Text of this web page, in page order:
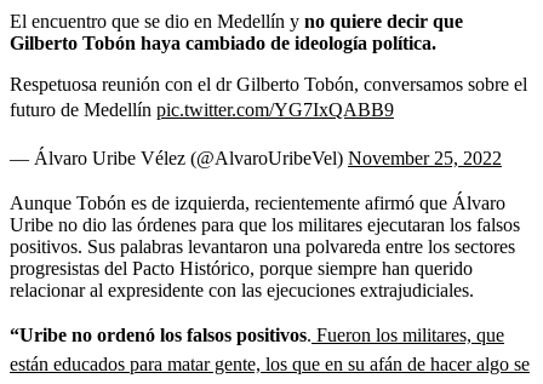
El encuentro que se dio en Medellín y no quiere decir que
Gilberto Tobón haya cambiado de ideología política.
Respetuosa reunión con el dr Gilberto Tobón, conversamos sobre el
futuro de Medellín pic.twitter.com/YG7IxQABB9
— Álvaro Uribe Vélez (@AlvaroUribeVel) November 25, 2022
Aunque Tobón es de izquierda, recientemente afirmó que Álvaro
Uribe no dio las órdenes para que los militares ejecutaran los falsos
positivos. Sus palabras levantaron una polvareda entre los sectores
progresistas del Pacto Histórico, porque siempre han querido
relacionar al expresidente con las ejecuciones extrajudiciales.
“Uribe no ordenó los falsos positivos. Fueron los militares, que
están educados para matar gente, los que en su afán de hacer algo se